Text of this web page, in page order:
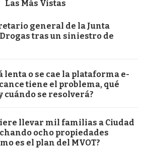
Las Más Vistas
general de la Junta
tras un siniestro de
lenta o se cae la plataforma e-
tiene el problema, qué
cuándo se resolverá?
llevar mil familias a Ciudad
ocho propiedades
es el plan del MVOT?